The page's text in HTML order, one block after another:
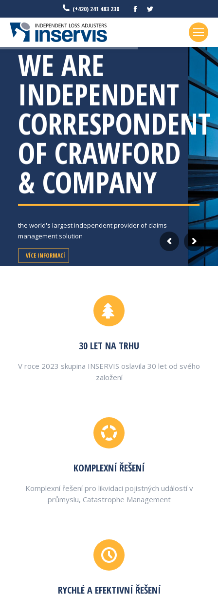
(+420) 241 483 230 Facebook
WE ARE
INDEPENDENT
CORRESPONDENT
OF CRAWFORD
& COMPANY
the world's largest independent provider of claims
management solution
VÍCE INFORMACÍ
30 LET NA TRHU
V roce 2023 skupina INSERVIS oslavila 30 let od svého
založení
KOMPLEXNÍ ŘEŠENÍ
Komplexní řešení pro likvidaci pojistných událostí v
průmyslu, Catastrophe Management
RYCHLÉ A EFEKTIVNÍ ŘEŠENÍ